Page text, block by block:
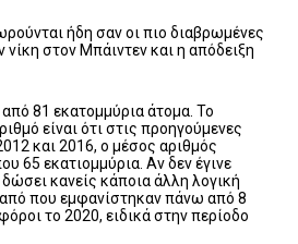
ήδη σαν οι πιο διαβρωμένες
στον Μπάιντεν και η απόδειξη
81 εκατομμύρια άτομα. Το
είναι ότι στις προηγούμενες
και 2016, ο μέσος αριθμός
65 εκατιομμύρια. Αν δεν έγινε
κανείς κάποια άλλη λογική
που εμφανίστηκαν πάνω από 8
το 2020, ειδικά στην περίοδο